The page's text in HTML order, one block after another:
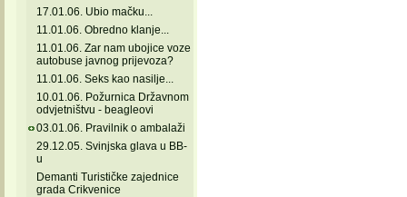
17.01.06. Ubio mačku...
11.01.06. Obredno klanje...
11.01.06. Zar nam ubojice voze
autobuse javnog prijevoza?
11.01.06. Seks kao nasilje...
10.01.06. Požurnica Državnom
odvjetništvu - beagleovi
03.01.06. Pravilnik o ambalaži
29.12.05. Svinjska glava u BB-
u
Demanti Turističke zajednice
grada Crikvenice